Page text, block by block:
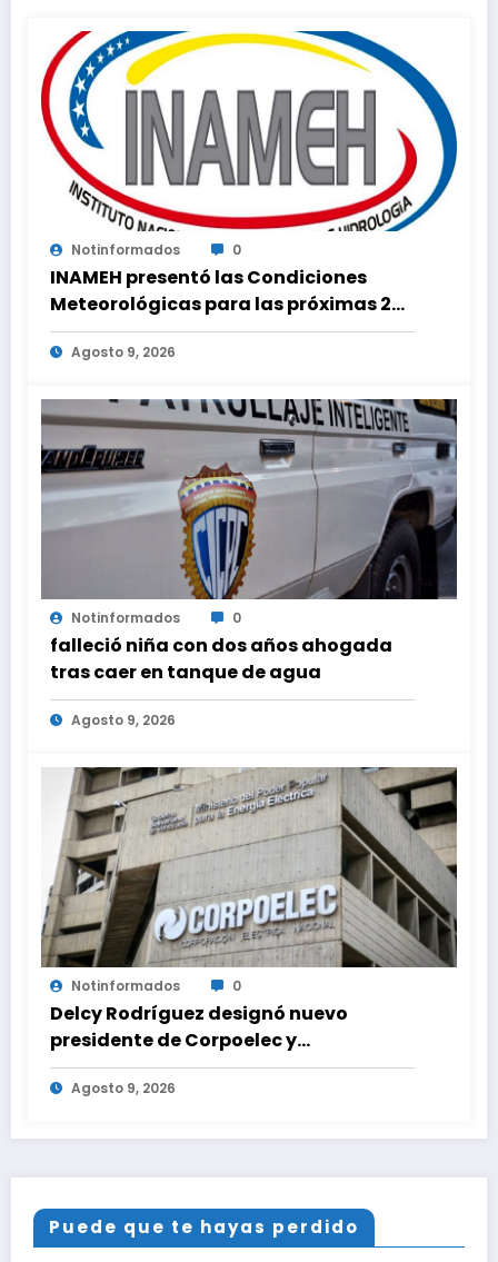
Notinformados 0
INAMEH presentó las Condiciones
Meteorológicas para las próximas 24
horas, de este domingo 9 de agosto
2026Agosto 9, 2026
Notinformados 0
falleció niña con dos años ahogada
tras caer en tanque de agua
Agosto 9, 2026
Notinformados 0
Delcy Rodríguez designó nuevo
presidente de Corpoelec y
viceministro eléctrico para ‘la
recuperación del servicio’
Agosto 9, 2026
Puede que te hayas perdido